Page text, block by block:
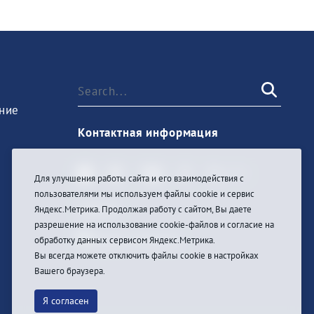
Контактная информация
Sign In
Для улучшения работы сайта и его взаимодействия с
пользователями мы используем файлы cookie и сервис
Яндекс.Метрика. Продолжая работу с сайтом, Вы даете
разрешение на использование cookie-файлов и согласие на
обработку данных сервисом Яндекс.Метрика.
Вы всегда можете отключить файлы cookie в настройках
Вашего браузера.
Я согласен